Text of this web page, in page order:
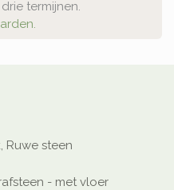
termijnen.
Ruwe steen
- met vloer